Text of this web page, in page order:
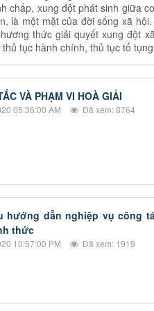
chấp, xung đột phát sinh giữa
là một mặt của đời sống xã
thức giải quyết xung đột
tục hành chính, thủ tục tố
VÀ PHẠM VI HOÀ GIẢI
05:36:00 AM Đã xem: 8764
hướng dẫn nghiệp vụ công
thức
10:57:00 PM Đã xem: 1919